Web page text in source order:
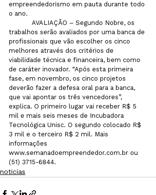
empreendedorismo em pauta durante todo
o ano.
AVALIAÇÃO – Segundo Nobre, os
trabalhos serão avaliados por uma banca de
profissionais que vão escolher os cinco
melhores através dos critérios de
viabilidade técnica e financeira, bem como
de caráter inovador. “Após esta primeira
fase, em novembro, os cinco projetos
deverão fazer a defesa oral para a banca,
que vai apontar os três vencedores”,
explica. O primeiro lugar vai receber R$ 5
mil e mais seis meses de Incubadora
Tecnológica Unisc. O segundo colocado R$
3 mil e o terceiro R$ 2 mil. Mais
informações
www.semanadoempreendedor.com.br ou
(51) 3715-6844.
noticias